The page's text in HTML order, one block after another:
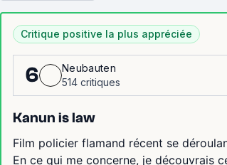
Critique positive la plus appréciée
6
Neubauten
514 critiques
Kanun is law
Film policier flamand récent se
En ce qui me concerne, je découvrais